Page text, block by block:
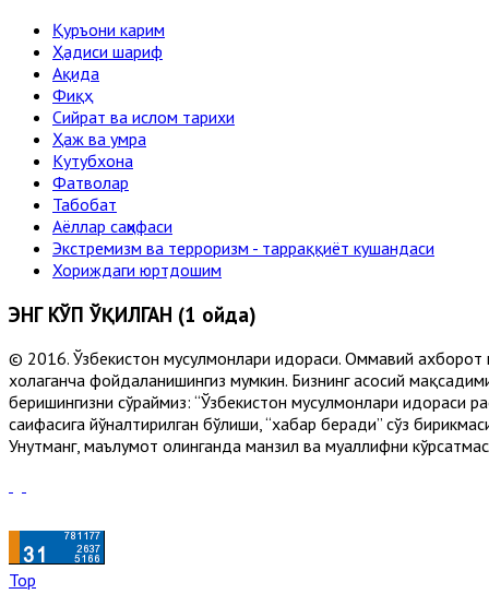
Қуръони карим
Ҳадиси шариф
Ақида
Фиқҳ
Сийрат ва ислом тарихи
Ҳаж ва умра
Кутубхона
Фатволар
Табобат
Аёллар саҳифаси
Экстремизм ва терроризм - тарраққиёт кушандаси
Хориждаги юртдошим
ЭНГ КЎП ЎҚИЛГАН (1 ойда)
© 2016. Ўзбекистон мусулмонлари идораси. Оммавий ахборот
хоҳлаганча фойдаланишингиз мумкин. Бизнинг асосий
беришингизни сўраймиз: “Ўзбекистон мусулмонлари идораси
саҳифасига йўналтирилган бўлиши, “хабар беради” сўз
Унутманг, маълумот олинганда манзил ва муаллифни
Top